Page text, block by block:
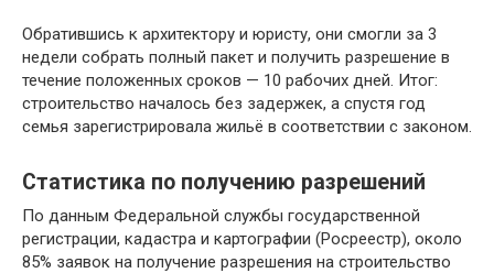
Обратившись к архитектору и юристу, они смогли за 3
недели собрать полный пакет и получить разрешение в
течение положенных сроков — 10 рабочих дней. Итог:
строительство началось без задержек, а спустя год
семья зарегистрировала жильё в соответствии с законом.
Статистика по получению разрешений
По данным Федеральной службы государственной
регистрации, кадастра и картографии (Росреестр), около
85% заявок на получение разрешения на строительство